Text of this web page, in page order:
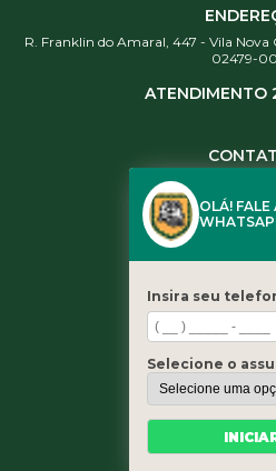
R. Franklin do Amaral, 447 - Vila Nova
02479-
ATENDIMENTO
(11) 3461-
Home
Quem
Blog
OLÁ! FALE
Insira seu
Selecione o